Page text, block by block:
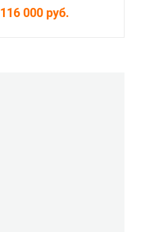
116 000 руб.